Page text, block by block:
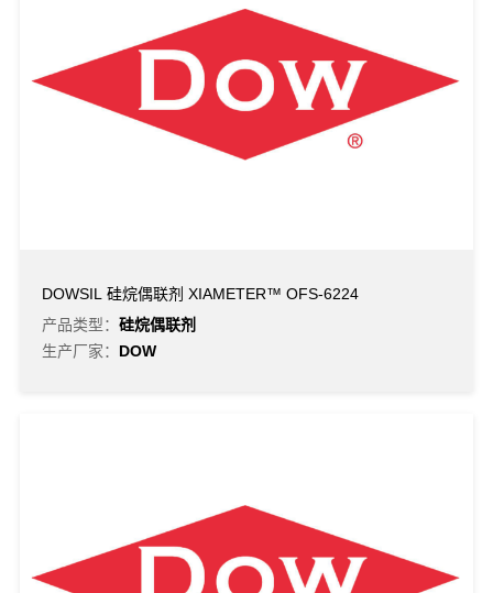
DOWSIL 硅烷偶联剂 XIAMETER™ OFS-6224
产品类型： 硅烷偶联剂
生产厂家： DOW